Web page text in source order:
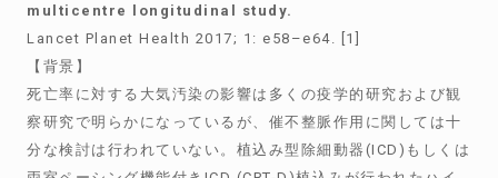
multicentre longitudinal study.
Lancet Planet Health 2017; 1: e58–e64. [1]
【背景】
死亡率に対する大気汚染の影響は多くの疫学的研究および観
察研究で明らかになっているが、催不整脈作用に関しては十
分な検討は行われていない。植込み型除細動器(ICD)もしくは